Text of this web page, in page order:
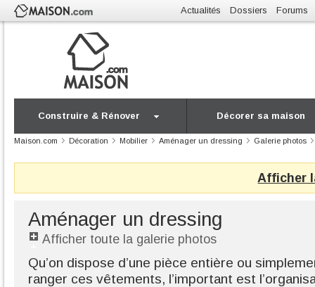
Actualités Dossiers Forums
Construire & Rénover Décorer sa maison
Maison.com Décoration Mobilier Aménager un dressing Galerie photos
Afficher
Aménager un dressing
Afficher toute la galerie photos
Qu’on dispose d’une pièce entière ou
ranger ces vêtements, l’important est